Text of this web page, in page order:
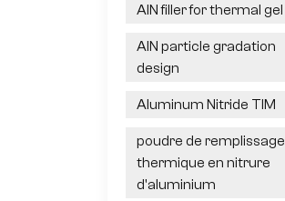
AlN filler for thermal gel
AlN particle gradation
design
Aluminum Nitride TIM
poudre de remplissage
thermique en nitrure
d'aluminium